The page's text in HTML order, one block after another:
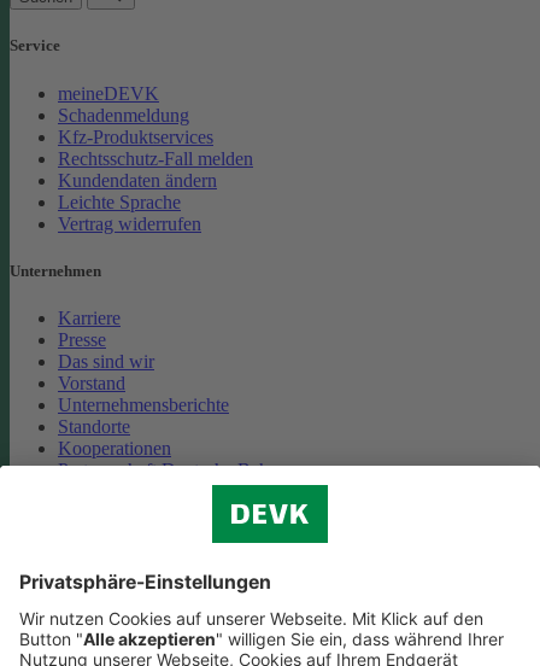
Service
meineDEVK
Schadenmeldung
Kfz-Produktservices
Rechtsschutz-Fall melden
Kundendaten ändern
Leichte Sprache
Vertrag widerrufen
Unternehmen
Karriere
Presse
Das sind wir
Vorstand
Unternehmensberichte
Standorte
Kooperationen
Partnerschaft Deutsche Bahn